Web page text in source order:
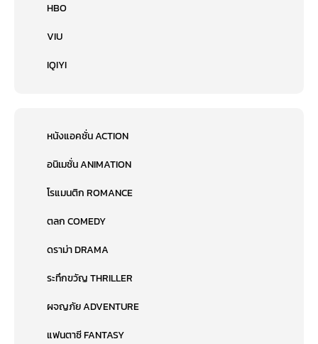
HBO
VIU
IQIYI
หนังแอคชั่น ACTION
อนิเมชั่น ANIMATION
โรแมนติก ROMANCE
ตลก COMEDY
ดราม่า DRAMA
ระทึกขวัญ THRILLER
ผจญภัย ADVENTURE
แฟนตาซี FANTASY